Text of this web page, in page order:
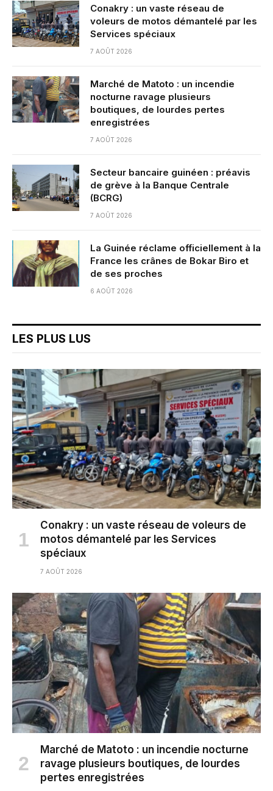
Conakry : un vaste réseau de
voleurs de motos démantelé par les
Services spéciaux
7 AOÛT 2026
Marché de Matoto : un incendie
nocturne ravage plusieurs
boutiques, de lourdes pertes
enregistrées
7 AOÛT 2026
Secteur bancaire guinéen : préavis
de grève à la Banque Centrale
(BCRG)
7 AOÛT 2026
La Guinée réclame officiellement à la
France les crânes de Bokar Biro et
de ses proches
6 AOÛT 2026
LES PLUS LUS
Conakry : un vaste réseau de voleurs de
motos démantelé par les Services
spéciaux
7 AOÛT 2026
Marché de Matoto : un incendie nocturne
ravage plusieurs boutiques, de lourdes
pertes enregistrées